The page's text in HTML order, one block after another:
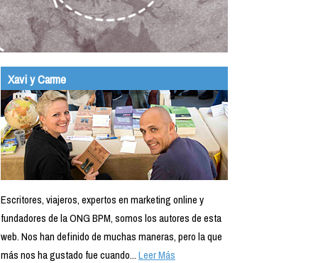
Xavi y Carme
Escritores, viajeros, expertos en marketing online y
fundadores de la ONG BPM, somos los autores de esta
web. Nos han definido de muchas maneras, pero la que
más nos ha gustado fue cuando...Leer Más